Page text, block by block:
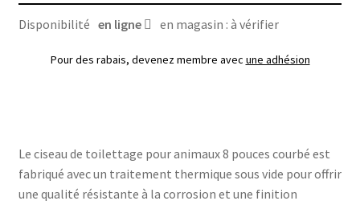
8
pouces
droitier
Disponibilité en ligne en magasin : à vérifier
Pour des rabais, devenez membre avec une adhésion
Le ciseau de toilettage pour animaux 8 pouces courbé est
fabriqué avec un traitement thermique sous vide pour offrir
une qualité résistante à la corrosion et une finition